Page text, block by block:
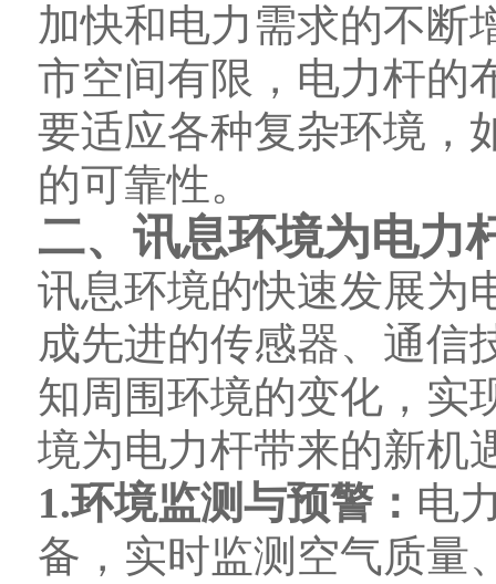
加快和电力需求的不断
市空间有限，电力杆的
要适应各种复杂环境，
的可靠性。
二、讯息环境为电力
讯息环境的快速发展为
成先进的传感器、通信
知周围环境的变化，实
境为电力杆带来的新机
1.环境监测与预警： 电
备，实时监测空气质量